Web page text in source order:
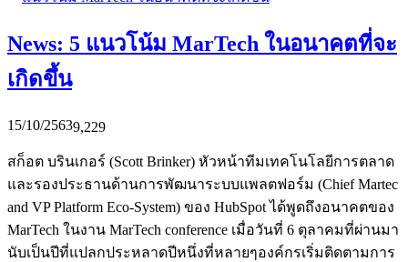
News: 5 แนวโน้ม MarTech ในอนาคตที่จะ
เกิดขึ้น
15/10/25639,229
สก็อต บรินเกอร์ (Scott Brinker) หัวหน้าทีมเทคโนโลยีการตลาด
และรองประธานด้านการพัฒนาระบบแพลตฟอร์ม (Chief Martec
and VP Platform Eco-System) ของ HubSpot ได้พูดถึงอนาคตของ
MarTech ในงาน MarTech conference เมื่อวันที่ 6 ตุลาคมที่ผ่านมา
นับเป็นปีที่แปลกประหลาดปีหนึ่งที่หลายๆองค์กรเริ่มติดตามการ